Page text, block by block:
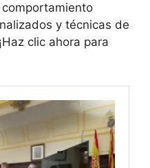
y técnicas de
clic ahora para